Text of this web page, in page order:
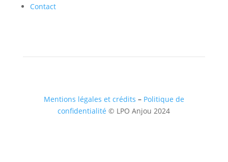
Contact
Mentions légales et crédits – Politique de
confidentialité © LPO Anjou 2024